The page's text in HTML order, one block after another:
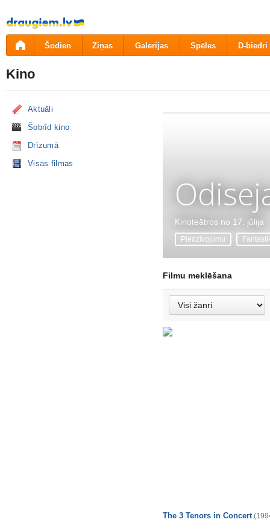
Pāriet
uz
saturu
Šodien Ziņas Galerijas Spēles D-biedri
Kino
Aktuāli
Šobrīd kino
Drīzumā
Visas filmas
Kinoteātros no 17. jūlija
Piedzīvojumu
Filmu meklēšana
The 3 Tenors in Concert